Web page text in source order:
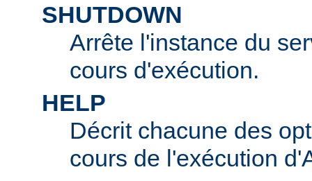
SHUTDOWN
Arrête l'instance du
cours d'exécution.
HELP
Décrit chacune des
cours de l'exécution